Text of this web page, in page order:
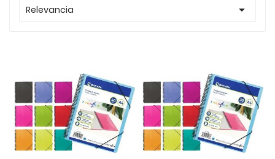
Relevancia 